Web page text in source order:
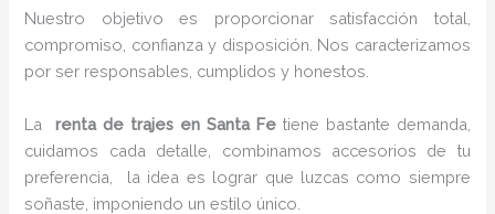
Nuestro objetivo es proporcionar satisfacción total,
compromiso, confianza y disposición. Nos caracterizamos
por ser responsables, cumplidos y honestos.
Larenta de trajes en Santa Fe tiene bastante demanda,
cuidamos cada detalle, combinamos accesorios de tu
preferencia, la idea es lograr que luzcas como siempre
soñaste, imponiendo un estilo único.